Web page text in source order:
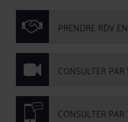
PRENDRE RDV
CONSULTER PAR
CONSULTER